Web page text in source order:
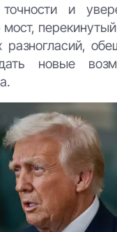
и
мост,
разногласий,
новые